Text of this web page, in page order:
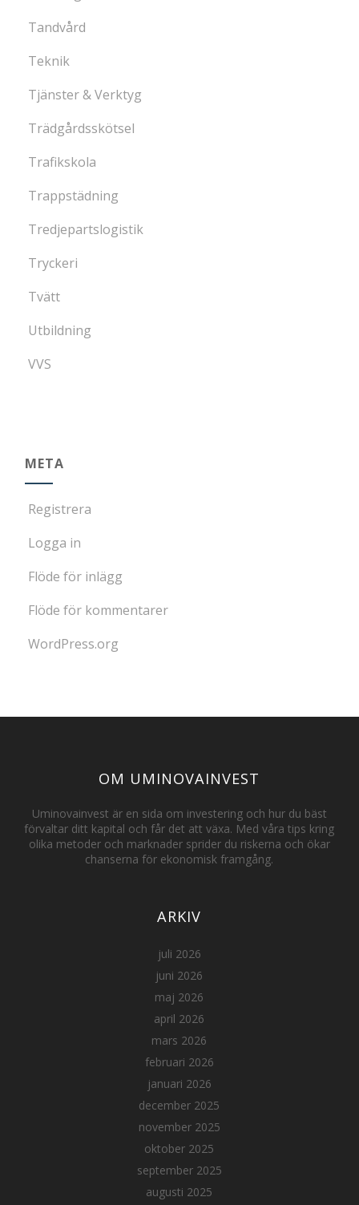
Tandvård
Teknik
Tjänster & Verktyg
Trädgårdsskötsel
Trafikskola
Trappstädning
Tredjepartslogistik
Tryckeri
Tvätt
Utbildning
VVS
META
Registrera
Logga in
Flöde för inlägg
Flöde för kommentarer
WordPress.org
OM UMINOVAINVEST
Uminovainvest är en sida om investering och hur du bäst
förvaltar ditt kapital och får det att växa. Med våra tips kring
olika metoder och marknader sprider du riskerna och ökar
chanserna för ekonomisk framgång.
ARKIV
juli 2026
juni 2026
maj 2026
april 2026
mars 2026
februari 2026
januari 2026
december 2025
november 2025
oktober 2025
september 2025
augusti 2025